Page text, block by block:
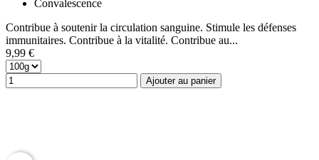
Convalescence
Contribue à soutenir la circulation sanguine. Stimule les défenses
immunitaires. Contribue à la vitalité. Contribue au...
9,99 €
Ajouter au panier